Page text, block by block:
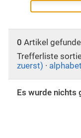
0 Artikel
Trefferliste
zuerst) ·
Es wurde nichts